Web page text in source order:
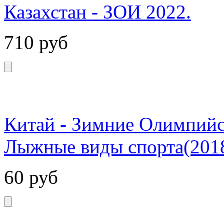
Казахстан - ЗОИ 2022.
710 руб
Китай - Зимние
Лыжные виды
60 руб